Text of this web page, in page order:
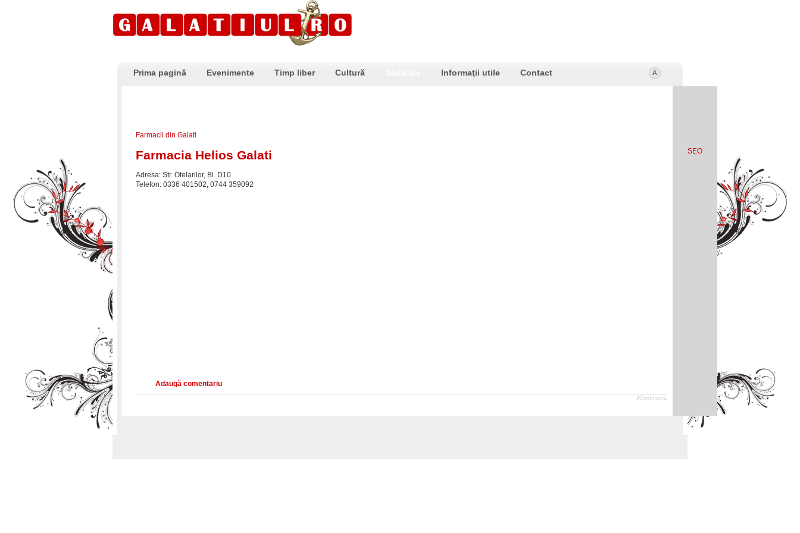
Prima pagină Evenimente Timp liber Cultură Informaţii utile Contact
Farmacii din Galati
Farmacia Helios Galati
Adresa: Str. Otelarilor, Bl. D10
Telefon: 0336 401502, 0744 359092
Adaugă comentariu
JComments
SEO